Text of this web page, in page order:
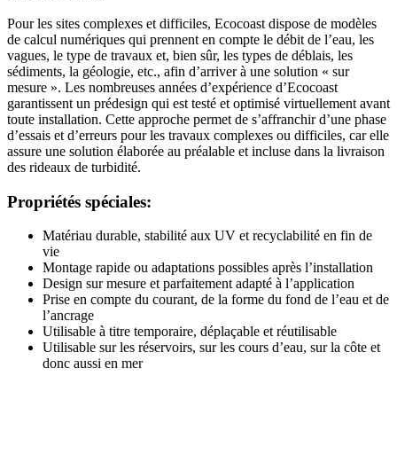
Pour les sites complexes et difficiles, Ecocoast dispose de modèles
de calcul numériques qui prennent en compte le débit de l’eau, les
vagues, le type de travaux et, bien sûr, les types de déblais, les
sédiments, la géologie, etc., afin d’arriver à une solution « sur
mesure ». Les nombreuses années d’expérience d’Ecocoast
garantissent un prédesign qui est testé et optimisé virtuellement avant
toute installation. Cette approche permet de s’affranchir d’une phase
d’essais et d’erreurs pour les travaux complexes ou difficiles, car elle
assure une solution élaborée au préalable et incluse dans la livraison
des rideaux de turbidité.
Propriétés spéciales:
Matériau durable, stabilité aux UV et recyclabilité en fin de
vie
Montage rapide ou adaptations possibles après l’installation
Design sur mesure et parfaitement adapté à l’application
Prise en compte du courant, de la forme du fond de l’eau et de
l’ancrage
Utilisable à titre temporaire, déplaçable et réutilisable
Utilisable sur les réservoirs, sur les cours d’eau, sur la côte et
donc aussi en mer